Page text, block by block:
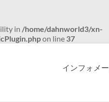
in /home/dahnworld3/xn-
on line 37
インフォメ